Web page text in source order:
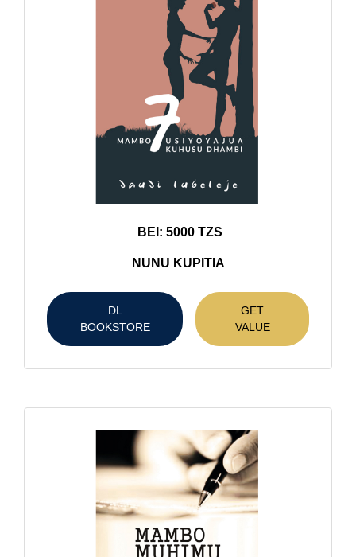
BEI: 5000 TZS
NUNU KUPITIA
DL
BOOKSTORE
GET
VALUE